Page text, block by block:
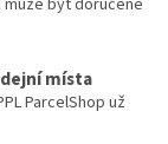
být doručené
místa
ParcelShop už